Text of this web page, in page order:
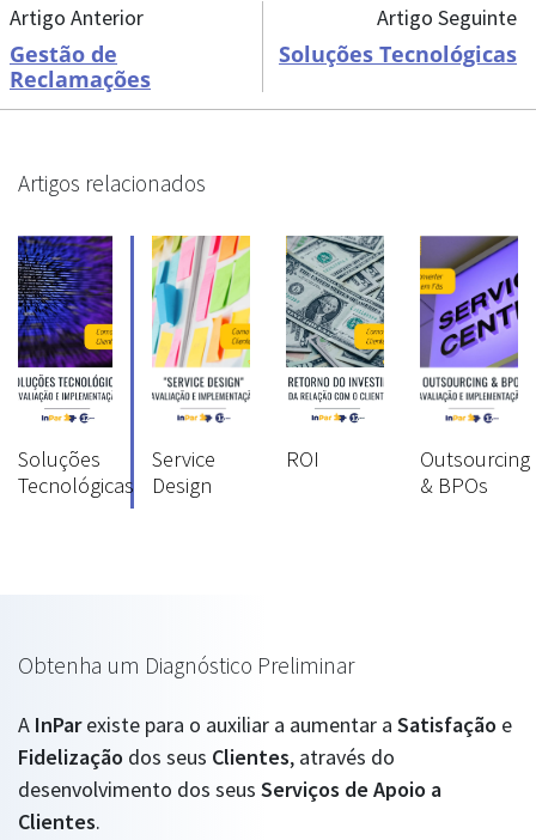
Artigo Anterior
Gestão de
Reclamações
Artigo Seguinte
Soluções Tecnológicas
Artigos relacionados
Soluções
Tecnológicas
Service
Design
ROI
Outsourcing
& BPOs
Obtenha um Diagnóstico Preliminar
A InParexiste para o auxiliar a aumentar a Satisfação e
Fidelização dos seus Clientes, através do
desenvolvimento dos seus Serviços de Apoio a
Clientes.